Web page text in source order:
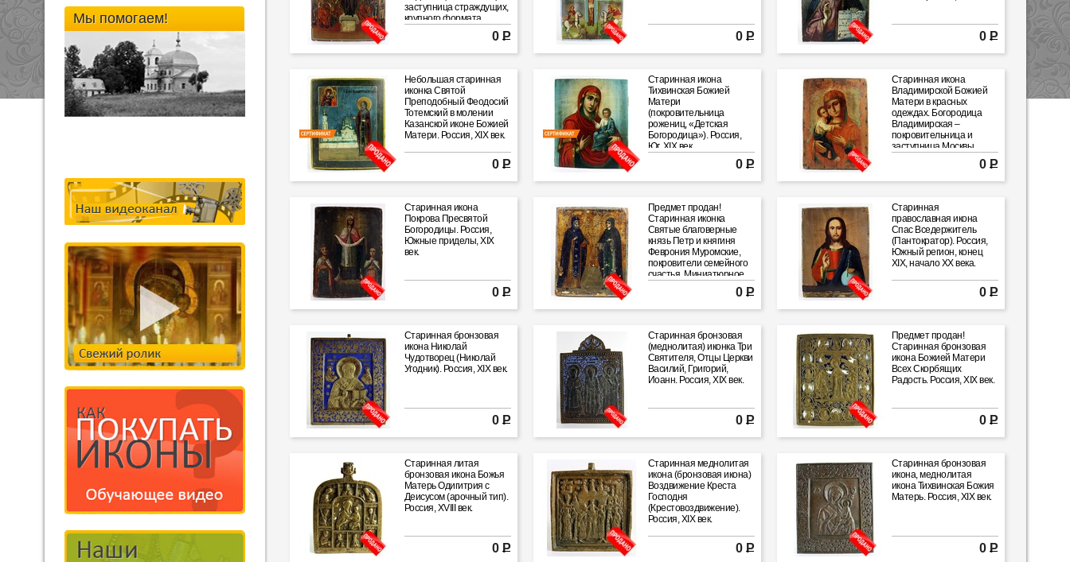
Мы помогаем!
заступница страждущих,
крупного формата.
0 Р 0 Р 0 Р
Небольшая старинная
иконка Святой
Преподобный Феодосий
Тотемский в молении
Казанской иконе Божией
Матери. Россия, XIX век.
0 Р
Старинная икона
Тихвинская Божией
Матери
(покровительница
рожениц, «Детская
Богородица»). Россия,
Юг, XIX век.
0 Р
Старинная икона
Владимирской Божией
Матери в красных
одеждах. Богородица
Владимирская –
покровительница и
заступница Москвы.
0 Р
Старинная икона
Покрова Пресвятой
Богородицы. Россия,
Южные приделы, XIX
век.
0 Р
Предмет продан!
Старинная иконка
Святые благоверные
князь Петр и княгиня
Феврония Муромские,
покровители семейного
счастья. Миниатюрное
письмо. Россия, XIX век.0 Р
Старинная
православная икона
Спас Вседержитель
(Пантократор). Россия,
Южный регион, конец
XIX, начало XX века.
0 Р
Старинная бронзовая
икона Николай
Чудотворец (Николай
Угодник). Россия, XIX век.
0 Р
Старинная бронзовая
(меднолитая) иконка Три
Святителя, Отцы Церкви
Василий, Григорий,
Иоанн. Россия, XIX век.
0 Р
Предмет продан!
Старинная бронзовая
икона Божией Матери
Всех Скорбящих
Радость. Россия, XIX век.
0 Р
Старинная литая
бронзовая икона Божья
Матерь Одигитрия с
Деисусом (арочный тип).
Россия, XVIII век.
0 Р
Старинная меднолитая
икона (бронзовая икона)
Воздвижение Креста
Господня
(Крестовоздвижение).
Россия, XIX век.
0 Р
Старинная бронзовая
икона, меднолитая
икона Тихвинская Божия
Матерь. Россия, XIX век.
0 Р